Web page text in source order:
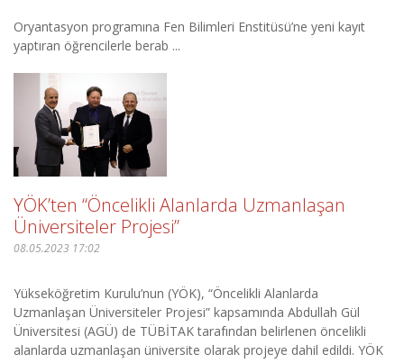
Oryantasyon programına Fen Bilimleri Enstitüsü’ne yeni kayıt
yaptıran öğrencilerle berab ...
YÖK’ten “Öncelikli Alanlarda Uzmanlaşan
Üniversiteler Projesi”
08.05.2023 17:02
Yükseköğretim Kurulu’nun (YÖK), “Öncelikli Alanlarda
Uzmanlaşan Üniversiteler Projesi” kapsamında Abdullah Gül
Üniversitesi (AGÜ) de TÜBİTAK tarafından belirlenen öncelikli
alanlarda uzmanlaşan üniversite olarak projeye dahil edildi. YÖK